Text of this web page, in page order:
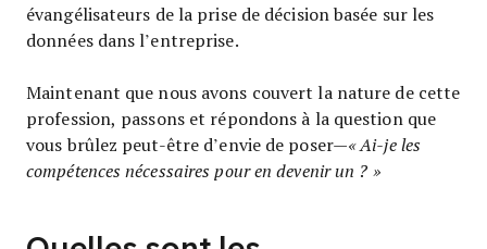
évangélisateurs de la prise de décision basée sur les
données dans l’entreprise.
Maintenant que nous avons couvert la nature de cette
profession, passons et répondons à la question que
vous brûlez peut-être d’envie de poser—« Ai-je les
compétences nécessaires pour en devenir un ? »